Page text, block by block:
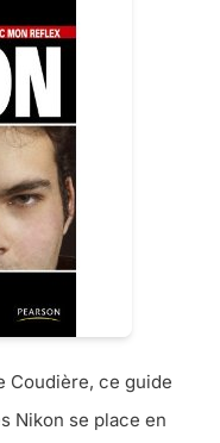
Coudière, ce guide
Nikon se place en